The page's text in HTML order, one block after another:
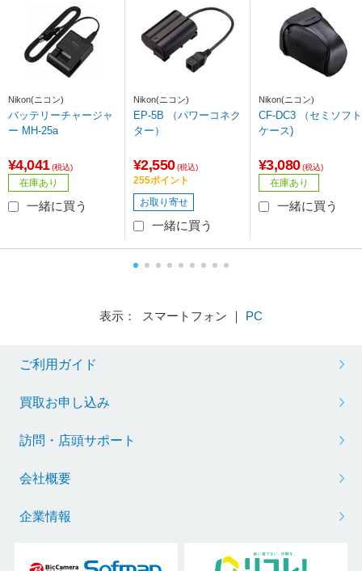
Nikon(ニコン)
バッテリーチャージャ
ー MH-25a
¥4,041 (税込)
在庫あり
一緒に買う
Nikon(ニコン)
EP-5B （パワーコネク
ター）
¥2,550 (税込)
255ポイント
お取り寄せ
一緒に買う
Nikon(ニコン)
CF-DC3 （セミソフト
ケース)
¥3,080 (税込)
在庫あり
一緒に買う
表示： スマートフォン ｜ PC
ご利用ガイド
買取お申し込み
訪問・店頭サポート
会社概要
企業情報